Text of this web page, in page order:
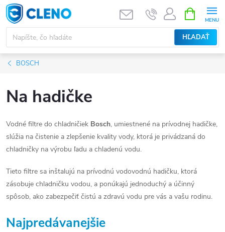
Prejsť
na
obsah
HĽADAŤ
KOŠÍK
BOSCH
Na hadičke
Vodné filtre do chladničiek Bosch, umiestnené na prívodnej hadičke,
slúžia na čistenie a zlepšenie kvality vody, ktorá je privádzaná do
chladničky na výrobu ľadu a chladenú vodu.
Tieto filtre sa inštalujú na prívodnú vodovodnú hadičku, ktorá
zásobuje chladničku vodou, a ponúkajú jednoduchý a účinný
spôsob, ako zabezpečiť čistú a zdravú vodu pre vás a vašu rodinu.
Najpredávanejšie